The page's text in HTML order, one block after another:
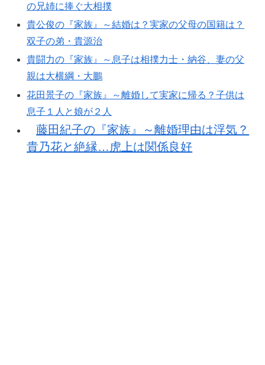
の兄姉に捧ぐ大相撲
貴公俊の『家族』～結婚は？実家の父母の国籍は？
双子の弟・貴源治
貴闘力の『家族』～息子は相撲力士・納谷、妻の父
親は大横綱・大鵬
花田景子の『家族』～離婚して実家に帰る？子供は
息子１人と娘が２人
藤田紀子の『家族』～離婚理由は浮気？
貴乃花と絶縁…虎上は関係良好